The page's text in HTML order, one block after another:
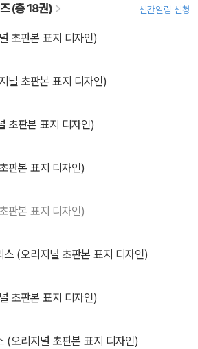
(총 18권) 신간알림 신청
초판본 표지 디자인)
널 초판본 표지 디자인)
초판본 표지 디자인)
판본 표지 디자인)
판본 표지 디자인)
스 (오리지널 초판본 표지 디자인)
초판본 표지 디자인)
(오리지널 초판본 표지 디자인)